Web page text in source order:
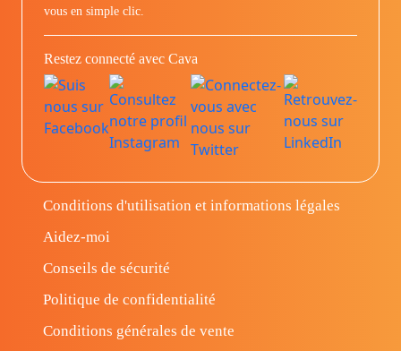
vous en simple clic.
Restez connecté avec Cava
Conditions d'utilisation et informations légales
Aidez-moi
Conseils de sécurité
Politique de confidentialité
Conditions générales de vente